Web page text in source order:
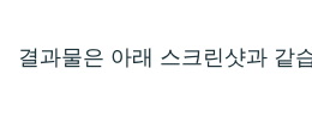
결과물은 아래 스크린샷과 같